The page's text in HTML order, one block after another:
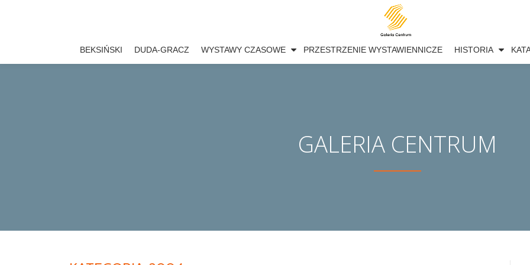
treści
BEKSIŃSKI DUDA-GRACZ WYSTAWY CZASOWE PRZESTRZENIE WYSTAWIENNICZE HISTORIA
GALERIA CENTRUM